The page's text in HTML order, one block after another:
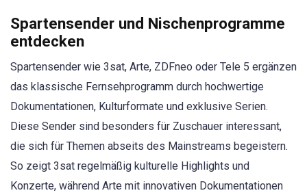
Spartensender und Nischenprogramme
entdecken
Spartensender wie 3sat, Arte, ZDFneo oder Tele 5 ergänzen
das klassische Fernsehprogramm durch hochwertige
Dokumentationen, Kulturformate und exklusive Serien.
Diese Sender sind besonders für Zuschauer interessant,
die sich für Themen abseits des Mainstreams begeistern.
So zeigt 3sat regelmäßig kulturelle Highlights und
Konzerte, während Arte mit innovativen Dokumentationen